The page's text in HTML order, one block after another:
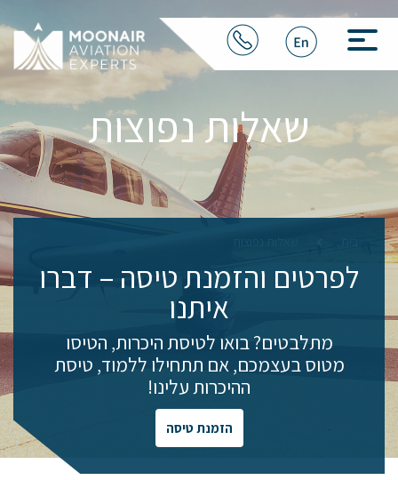
שאלות נפוצות
לפרטים והזמנת טיסה – דברו
איתנו
מתלבטים? בואו לטיסת היכרות, הטיסו
מטוס בעצמכם, אם תתחילו ללמוד, טיסת
ההיכרות עלינו!
הזמנת טיסה